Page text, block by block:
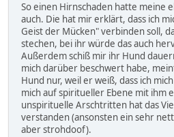
So einen Hirnschaden hatte meine
auch. Die hat mir erklärt, dass ich
Geist der Mücken" verbinden soll,
stechen, bei ihr würde das auch
Außerdem schiß mir ihr Hund
mich darüber beschwert habe,
Hund nur, weil er weiß, dass ich
mich auf spiritueller Ebene mit ihm
unspirituelle Arschtritten hat das
verstanden (ansonsten ein sehr
aber strohdoof).